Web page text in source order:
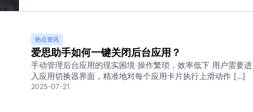
热点资讯
爱思助手如何一键关闭后台应用？
手动管理后台应用的现实困境 操作繁琐，效率低下 用户需要进
入应用切换器界面，精准地对每个应用卡片执行上滑动作 [...]
2025-07-21